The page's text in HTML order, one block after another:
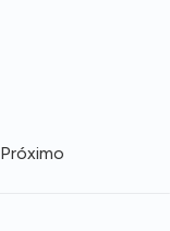
Próximo